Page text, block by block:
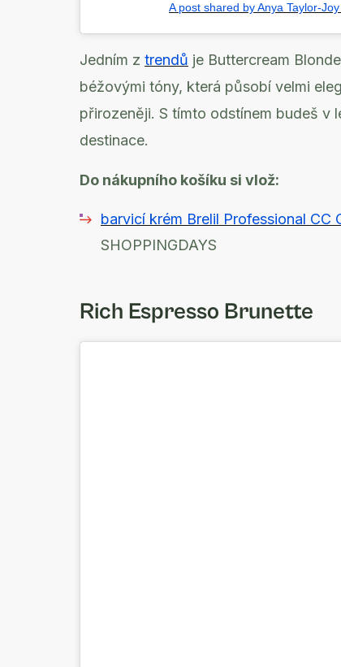
A post shared by Anya Taylor-
Jedním z trendů je Buttercream
béžovými tóny, která působí velmi
přirozeněji. S tímto odstínem budeš v
destinace.
Do nákupního košíku si vlož:
barvicí krém Brelil Professional CC
SHOPPINGDAYS
Rich Espresso Brunette